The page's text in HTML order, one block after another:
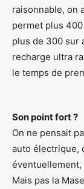
raisonnable, on
permet plus
plus de 300 sur
recharge ultra
le temps de
Son point fort ?
On ne pensait
auto électrique,
éventuellement,
Mais pas la